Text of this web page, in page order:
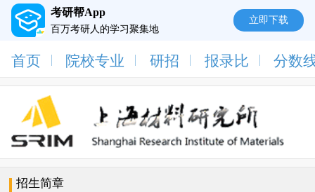
考研帮App
百万考研人的学习聚集地
立即下载
首页 院校专业 研招 报录比 分数
招生简章